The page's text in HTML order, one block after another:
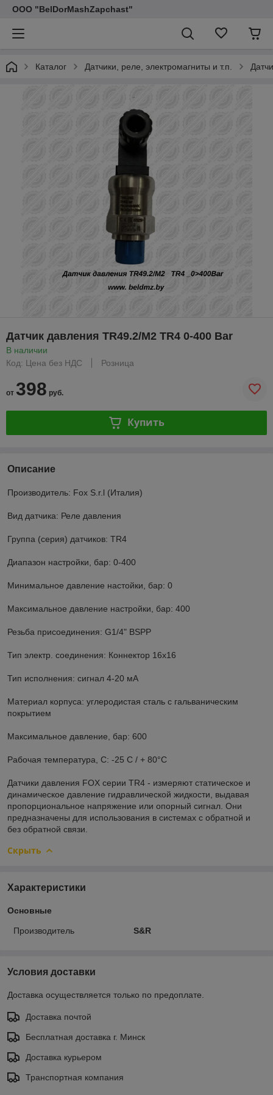
ООО "BelDorMashZapchast"
Каталог Датчики, реле, электромагниты и т.п.
Датчик давления TR49.2/M2 TR4 0-400 Bar
В наличии
Код: Цена без НДС
Розница
от 398 руб.
Купить
Описание
Производитель: Fox S.r.l (Италия)
Вид датчика: Реле давления
Группа (серия) датчиков: TR4
Диапазон настройки, бар: 0-400
Минимальное давление настойки, бар: 0
Максимальное давление настройки, бар: 400
Резьба присоединения: G1/4" BSPP
Тип электр. соединения: Коннектор 16x16
Тип исполнения: сигнал 4-20 мА
Материал корпуса: углеродистая сталь с гальваническим
покрытием
Максимальное давление, бар: 600
Рабочая температура, С: -25 С / + 80°C
Датчики давления FOX серии TR4 - измеряют статическое и
динамическое давление гидравлической жидкости, выдавая
пропорциональное напряжение или опорный сигнал. Они
предназначены для использования в системах с обратной и
без обратной связи.
Скрыть
Характеристики
Основные
Производитель S&R
Условия доставки
Доставка осуществляется только по предоплате.
Доставка почтой
Бесплатная доставка г. Минск
Доставка курьером
Транспортная компания